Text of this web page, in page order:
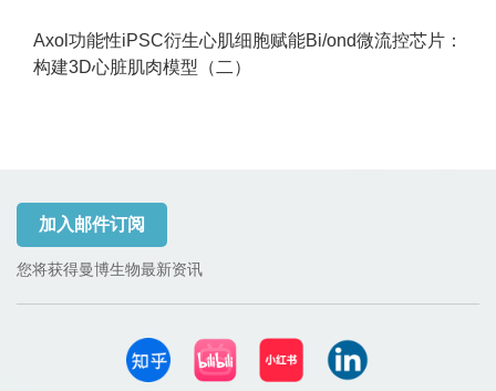
Axol功能性iPSC衍生心肌细胞赋能Bi/ond微流控芯片：
构建3D心脏肌肉模型（二）
加入邮件订阅
您将获得曼博生物最新资讯